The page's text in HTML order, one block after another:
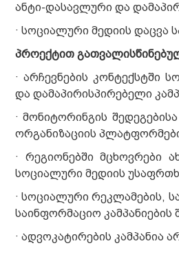
ანტი-დასავლური და
· სოციალური მედიის დაცვა
პროექტით
· არჩევნების კონტექსტში
და დამაპირისპირებელი
· მონიტორინგის
ორგანიზაციის
· რეგიონებში მცხოვრები
სოციალური მედიის
· სოციალური რეკლამების,
საინფორმაციო კამპანიების
· ადვოკატირების კამპანია